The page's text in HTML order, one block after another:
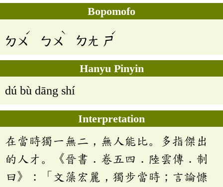
Bopomofo
ㄉㄨ
ˊ
ㄅㄨ
ˋ
ㄉㄤ ㄕ
ˊ
Hanyu Pinyin
dú bù dāng shí
Interpretation
在當時獨一無二，無人能比。多指傑出
的人才。《晉書．卷五四．陸雲傳．制
曰》：「文藻宏麗，獨步當時；言論慷